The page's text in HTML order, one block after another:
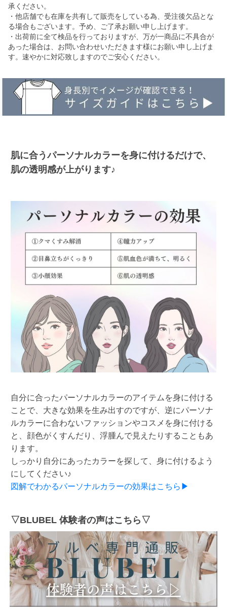
承ください。
・他店舗でも在庫を共有して販売をしている為、受注後欠品とな
る場合もございます。予め、ご了承お願い申し上げます。
・出荷前に全て検品を行っておりますが、万が一商品に不具合が
あった場合は、お問い合わせいただきます様にお願い申し上げま
す。速やかに対応致しますのでご安心ください。
肌に合うパーソナルカラーを身に付けるだけで、
肌の透明感が上がります♪
自分に合ったパーソナルカラーのアイテムを身に付ける
ことで、大きな効果を生み出すのですが、逆にパーソナ
ルカラーに合わないファッションやコスメを身に付ける
と、顔色がくすんだり、浮腫んで見えたりすることもあ
ります。
しっかり自分にあったカラーを探して、身に付けるよう
にしてください♪
図解でわかるパーソナルカラーの効果はこちら▶
▽BLUBEL 体験者の声はこちら▽